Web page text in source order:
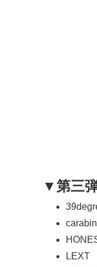
▼第三
LEXT